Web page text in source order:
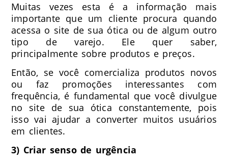
Muitas vezes esta é a informação mais
importante que um cliente procura quando
acessa o site de sua ótica ou de algum outro
tipo de varejo. Ele quer saber,
principalmente sobre produtos e preços.
Então, se você comercializa produtos novos
ou faz promoções interessantes com
frequência, é fundamental que você divulgue
no site de sua ótica constantemente, pois
isso vai ajudar a converter muitos usuários
em clientes.
3) Criar senso de urgência